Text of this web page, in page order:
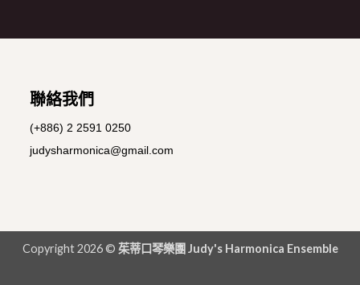
聯絡我們
(+886) 2 2591 0250
judysharmonica@gmail.com
Copyright 2026 © 茱蒂口琴樂團 Judy's Harmonica Ensemble